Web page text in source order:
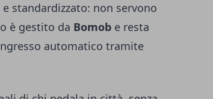
standardizzato: non servono
è gestito da Bomob e resta
automatico tramite